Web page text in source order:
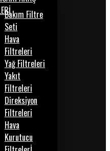
Bakım Filtre
Seti
Hava
Filtreleri
Yağ Filtreleri
Yakıt
Filtreleri
Direksiyon
Filtreleri
Hava
Kurutucu